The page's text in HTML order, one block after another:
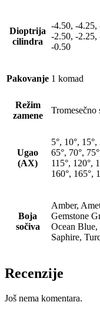
Dioptrija
cilindra
-4.50, -4.25,
-2.50, -2.25,
-0.50
Pakovanje 1 komad
Režim
zamene
Tromesečno
Ugao
(AX)
5°, 10°,
65°, 70°,
115°, 120°,
160°, 165°,
Boja
sočiva
Amber,
Gemstone
Ocean Blue,
Saphire,
Recenzije
Još nema komentara.